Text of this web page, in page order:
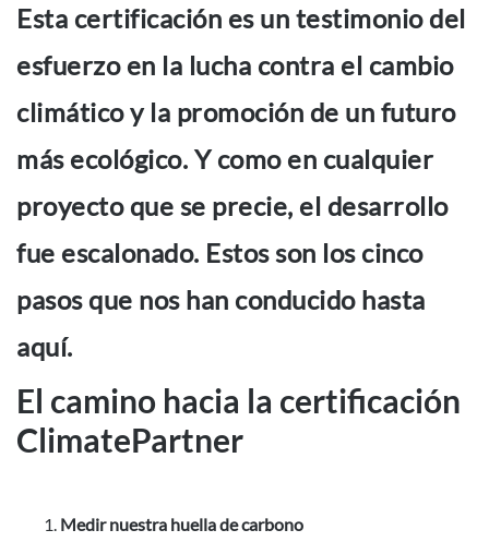
Esta certificación es un testimonio del
esfuerzo en la lucha contra el cambio
climático y la promoción de un futuro
más ecológico. Y como en cualquier
proyecto que se precie, el desarrollo
fue escalonado. Estos son los cinco
pasos que nos han conducido hasta
aquí.
El camino hacia la certificación
ClimatePartner
Medir nuestra huella de carbono